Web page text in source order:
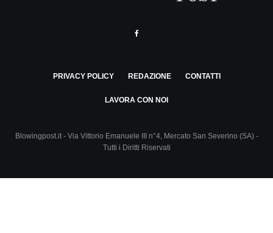
PRIVACY POLICY REDAZIONE CONTATTI
LAVORA CON NOI
Blowingpost.it - Via Vittorio Emanuele III n°4, Mercato San Severino (SA) -
Tutti i Diritti Riservati